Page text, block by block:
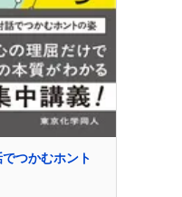
つかむホント